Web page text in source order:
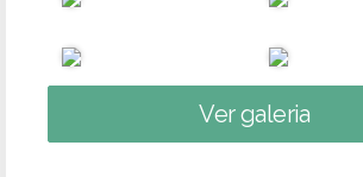
Ver galeria